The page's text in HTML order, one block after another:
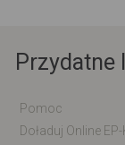
Przydatne
Pomoc